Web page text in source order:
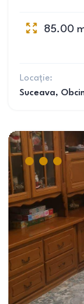
85.00
Locație:
Suceava,